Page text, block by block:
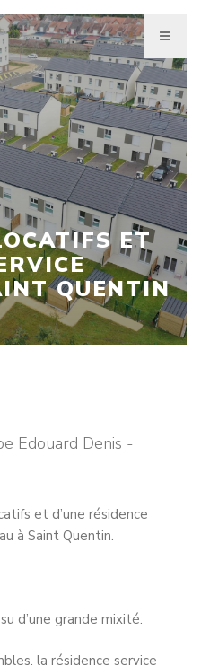
ET
QUENTIN
Edouard Denis -
et d’une résidence
à Saint Quentin.
d’une grande mixité.
la résidence service